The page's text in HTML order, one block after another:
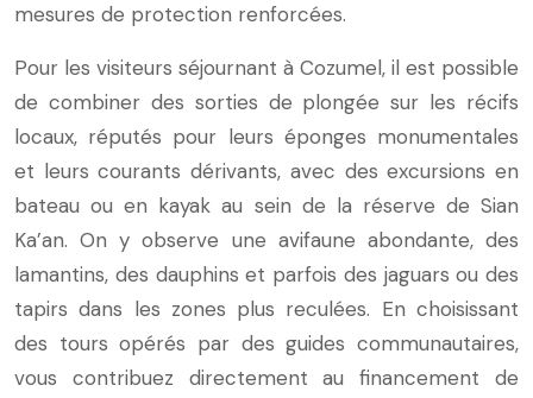
mesures de protection renforcées.
Pour les visiteurs séjournant à Cozumel, il est possible
de combiner des sorties de plongée sur les récifs
locaux, réputés pour leurs éponges monumentales
et leurs courants dérivants, avec des excursions en
bateau ou en kayak au sein de la réserve de Sian
Ka’an. On y observe une avifaune abondante, des
lamantins, des dauphins et parfois des jaguars ou des
tapirs dans les zones plus reculées. En choisissant
des tours opérés par des guides communautaires,
vous contribuez directement au financement de